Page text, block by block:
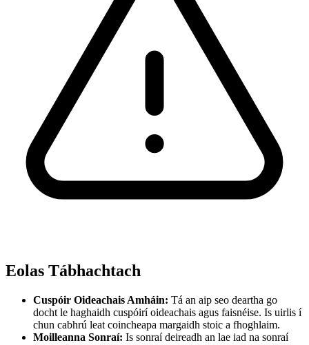
Eolas Tábhachtach
Cuspóir Oideachais Amháin: Tá an aip seo deartha go
docht le haghaidh cuspóirí oideachais agus faisnéise. Is uirlis í
chun cabhrú leat coincheapa margaidh stoic a fhoghlaim.
Moilleanna Sonraí: Is sonraí deireadh an lae iad na sonraí